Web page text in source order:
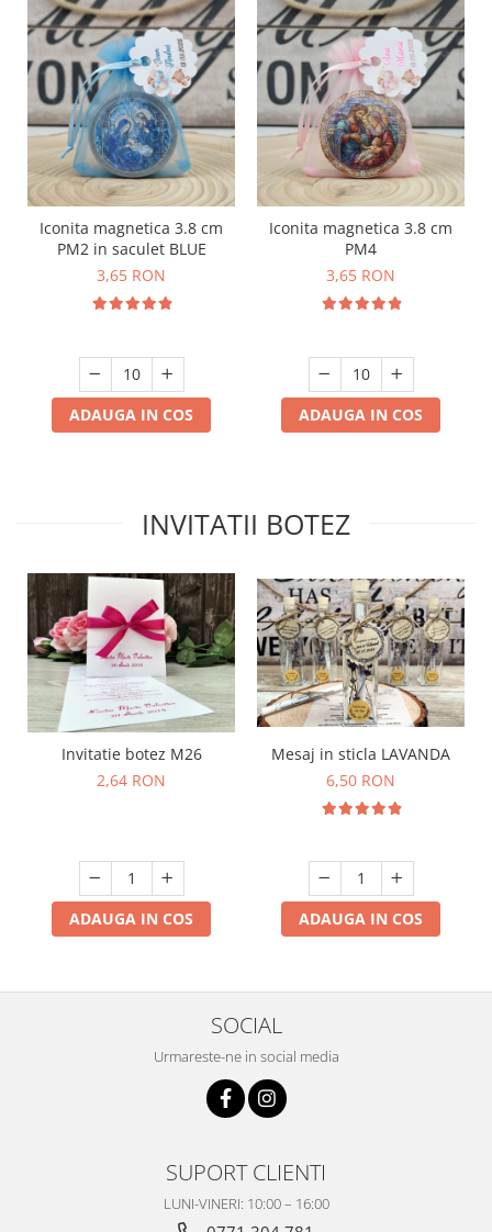
Iconita magnetica 3.8 cm
PM2 in saculet BLUE
3,65 RON
ADAUGA IN COS
Iconita magnetica 3.8 cm
PM4
3,65 RON
ADAUGA IN COS
INVITATII BOTEZ
Invitatie botez M26
2,64 RON
ADAUGA IN COS
Mesaj in sticla LAVANDA
6,50 RON
ADAUGA IN COS
SOCIAL
Urmareste-ne in social media
SUPORT CLIENTI
LUNI-VINERI: 10:00 – 16:00